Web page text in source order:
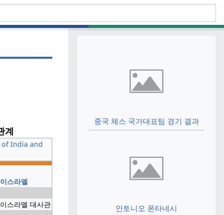
계
이스라엘
이스라엘 대사관
중국 체스 국가대표팀 경기 결과
안토니오 폰타네시